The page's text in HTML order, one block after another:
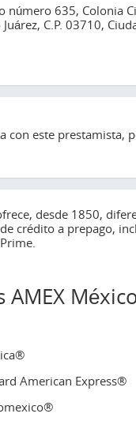
número 635, Colonia
C.P. 03710,
con este prestamista,
desde 1850,
crédito a prepago,
American Express®